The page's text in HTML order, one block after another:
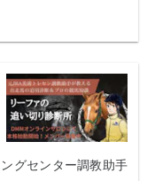
グセンター調教助手